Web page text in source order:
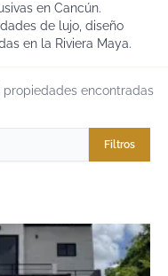
en Cancún.
de lujo, diseño
en la Riviera Maya.
propiedades encontradas
Filtros